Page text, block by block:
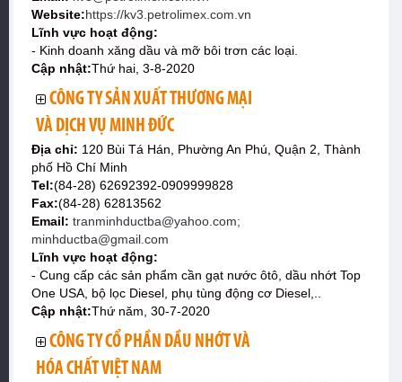
Website:https://kv3.petrolimex.com.vn
Lĩnh vực hoạt động:
- Kinh doanh xăng dầu và mỡ bôi trơn các loại.
Cập nhật:Thứ hai, 3-8-2020
CÔNG TY SẢN XUẤT THƯƠNG MẠI
VÀ DỊCH VỤ MINH ĐỨC
Địa chỉ: 120 Bùi Tá Hán, Phường An Phú, Quận 2, Thành
phố Hồ Chí Minh
Tel:(84-28) 62692392-0909999828
Fax:(84-28) 62813562
Email: tranminhductba@yahoo.com;
minhductba@gmail.com
Lĩnh vực hoạt động:
- Cung cấp các sản phẩm cần gạt nước ôtô, dầu nhớt Top
One USA, bộ lọc Diesel, phụ tùng động cơ Diesel,..
Cập nhật:Thứ năm, 30-7-2020
CÔNG TY CỔ PHẦN DẦU NHỚT VÀ
HÓA CHẤT VIỆT NAM